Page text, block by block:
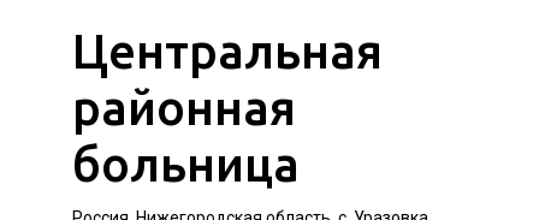
Центральная
районная
больница